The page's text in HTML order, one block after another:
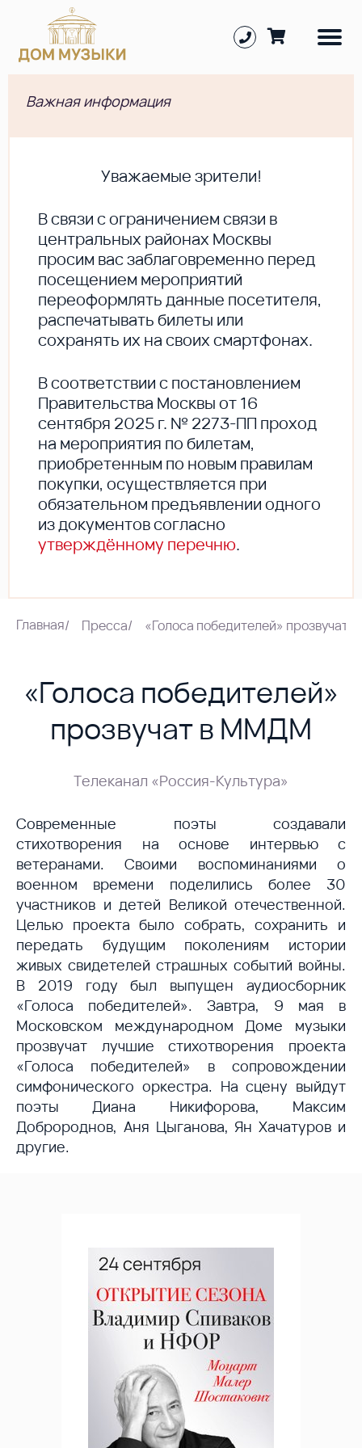
Важная информация
Уважаемые зрители!
В cвязи с ограничением связи в
центральных районах Москвы
просим вас заблаговременно перед
посещением мероприятий
переоформлять данные посетителя,
распечатывать билеты или
сохранять их на своих смартфонах.
В соответствии с постановлением
Правительства Москвы от 16
сентября 2025 г. № 2273-ПП проход
на мероприятия по билетам,
приобретенным по новым правилам
покупки, осуществляется при
обязательном предъявлении одного
из документов согласно
утверждённому перечню.
Главная/ Пресса/ «Голоса победителей» прозвучат
«Голоса победителей»
прозвучат в ММДМ
Телеканал «Россия-Культура»
Современные поэты создавали
стихотворения на основе интервью с
ветеранами. Своими воспоминаниями о
военном времени поделились более 30
участников и детей Великой отечественной.
Целью проекта было собрать, сохранить и
передать будущим поколениям истории
живых свидетелей страшных событий войны.
В 2019 году был выпущен аудиосборник
«Голоса победителей». Завтра, 9 мая в
Московском международном Доме музыки
прозвучат лучшие стихотворения проекта
«Голоса победителей» в сопровождении
симфонического оркестра. На сцену выйдут
поэты Диана Никифорова, Максим
Добророднов, Аня Цыганова, Ян Хачатуров и
другие.